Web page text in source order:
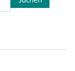
nach: